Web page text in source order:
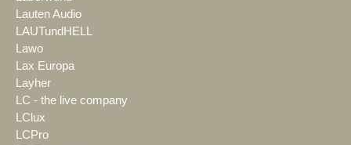
Lauten Audio
LAUTundHELL
Lawo
Lax Europa
Layher
LC - the live company
LClux
LCPro